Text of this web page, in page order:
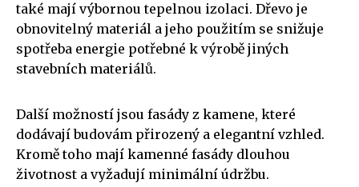
také mají výbornou tepelnou izolaci. Dřevo je
obnovitelný materiál a jeho použitím se snižuje
spotřeba energie potřebné k výrobě jiných
stavebních materiálů.
Další možností jsou fasády z kamene, které
dodávají budovám přirozený a elegantní vzhled.
Kromě toho mají kamenné fasády dlouhou
životnost a vyžadují minimální údržbu.